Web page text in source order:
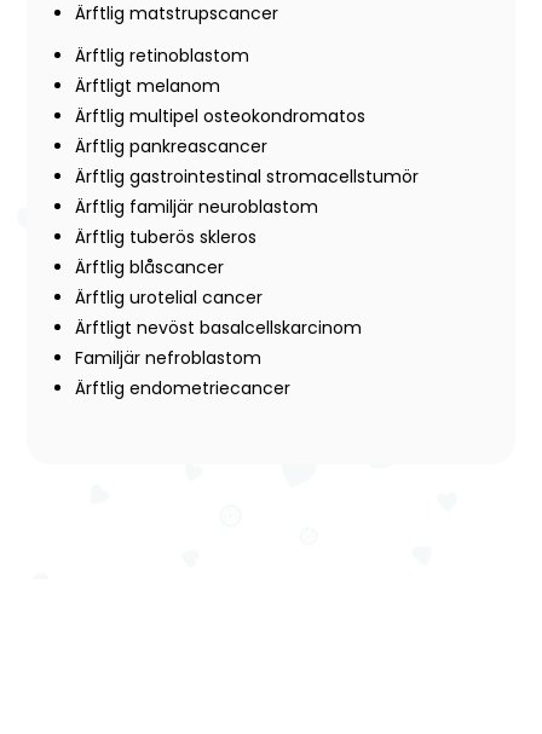
Ärftlig matstrupscancer
Ärftlig retinoblastom
Ärftligt melanom
Ärftlig multipel osteokondromatos
Ärftlig pankreascancer
Ärftlig gastrointestinal stromacellstumör
Ärftlig familjär neuroblastom
Ärftlig tuberös skleros
Ärftlig blåscancer
Ärftlig urotelial cancer
Ärftligt nevöst basalcellskarcinom
Familjär nefroblastom
Ärftlig endometriecancer